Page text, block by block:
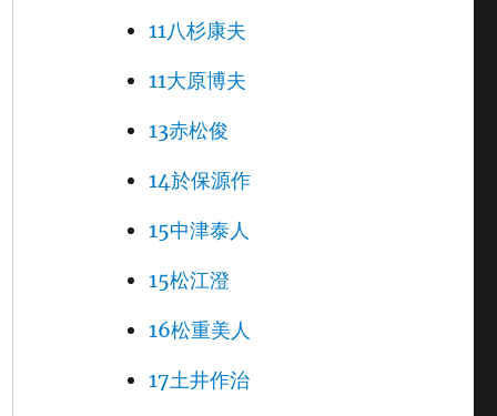
11八杉康夫
11大原博夫
13赤松俊
14於保源作
15中津泰人
15松江澄
16松重美人
17土井作治